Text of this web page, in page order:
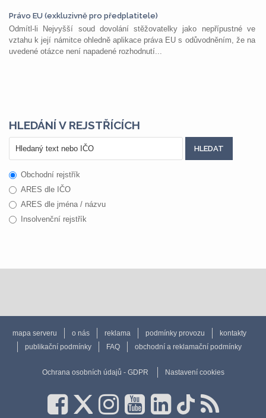
Právo EU (exkluzivně pro předplatitele)
Odmítl-li Nejvyšší soud dovolání stěžovatelky jako nepřípustné ve
vztahu k její námitce ohledně aplikace práva EU s odůvodněním, že na
uvedené otázce není napadené rozhodnutí...
HLEDÁNÍ V REJSTŘÍCÍCH
Obchodní rejstřík
ARES dle IČO
ARES dle jména / názvu
Insolvenční rejstřík
mapa serveru o nás reklama podmínky provozu
kontakty
publikační podmínky
FAQ obchodní a reklamační podmínky
Ochrana osobních údajů - GDPR Nastavení cookies